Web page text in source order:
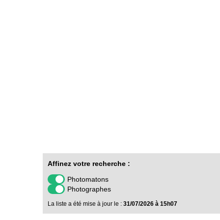
Affinez votre recherche :
Photomatons
Photographes
La liste a été mise à jour le : 31/07/2026 à 15h07